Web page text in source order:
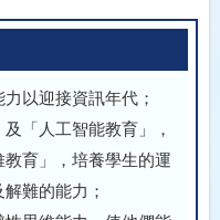
以迎接資訊年代；
「人工智能教育」，
育」，培養學生的運
難的能力；